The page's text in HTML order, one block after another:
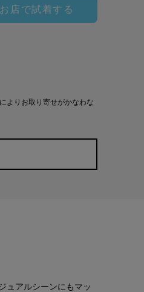
お店で試着する
よりお取り寄せがかなわな
ュアルシーンにもマッ